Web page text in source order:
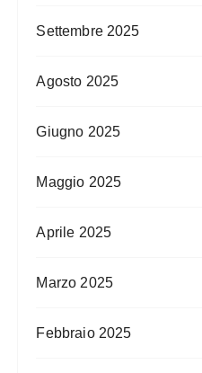
Settembre 2025
Agosto 2025
Giugno 2025
Maggio 2025
Aprile 2025
Marzo 2025
Febbraio 2025